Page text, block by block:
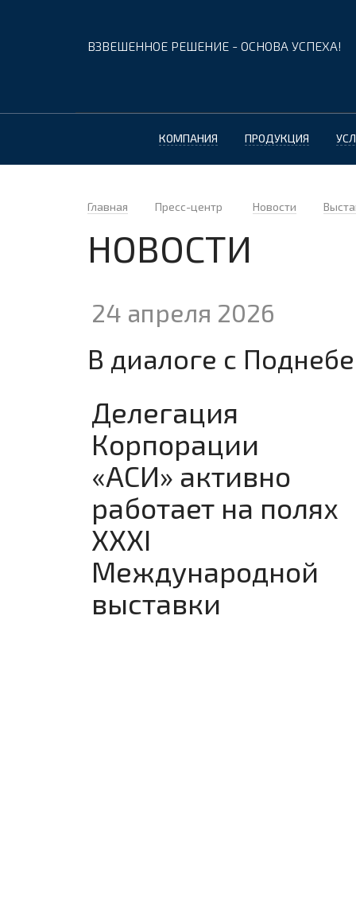
ВЗВЕШЕННОЕ РЕШЕНИЕ - ОСНОВА УСПЕХА!
КОМПАНИЯ ПРОДУКЦИЯ
Главная Пресс-центр Новости
НОВОСТИ
24 апреля 2026
В диалоге с
Делегация
Корпорации
«АСИ» активно
работает на полях
XXXI
Международной
выставки